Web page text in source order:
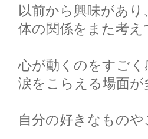
以前から興味があ
体の関係をまた考
心が動くのをすごく
涙をこらえる場面
自分の好きなもの